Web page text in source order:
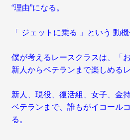
“理由”になる。
「 ジェットに乗る 」という 動
僕が考えるレースクラスは、「
新人からベテランまで楽しめる
新人、現役、復活組、女子、金
ベテランまで、誰もがイコール
る。